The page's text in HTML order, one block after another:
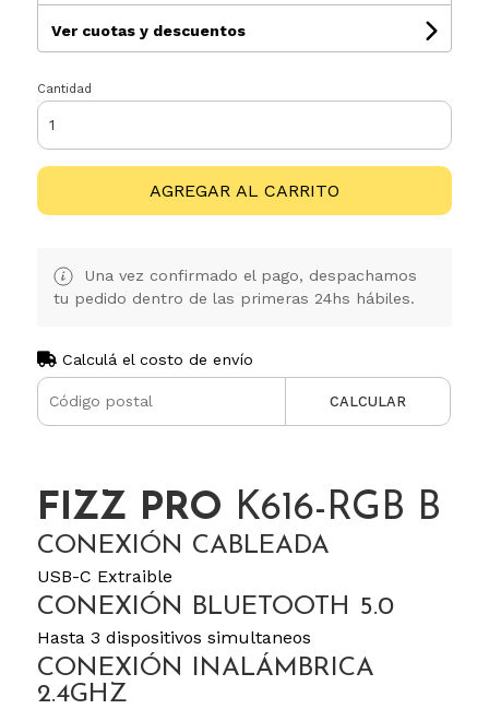
Ver cuotas y descuentos
Cantidad
AGREGAR AL CARRITO
Una vez confirmado el pago, despachamos
tu pedido dentro de las primeras 24hs hábiles.
Calculá el costo de envío
CALCULAR
FIZZ PRO K616-RGB B
CONEXIÓN CABLEADA
USB-C Extraible
CONEXIÓN BLUETOOTH 5.0
Hasta 3 dispositivos simultaneos
CONEXIÓN INALÁMBRICA
2.4GHZ